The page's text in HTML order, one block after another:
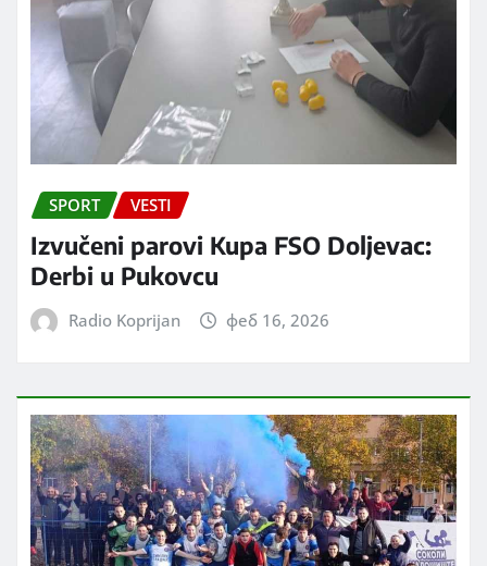
SPORT VESTI
Izvučeni parovi Kupa FSO Doljevac:
Derbi u Pukovcu
Radio Koprijan феб 16, 2026